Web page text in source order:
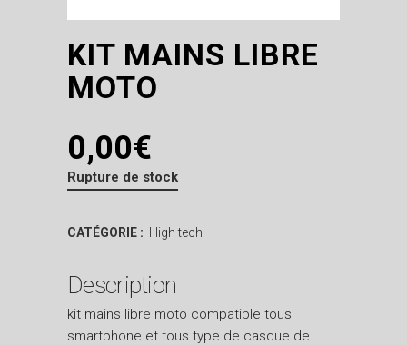
KIT MAINS LIBRE
MOTO
0,00€
Rupture de stock
CATÉGORIE : High tech
Description
kit mains libre moto compatible tous
smartphone et tous type de casque de